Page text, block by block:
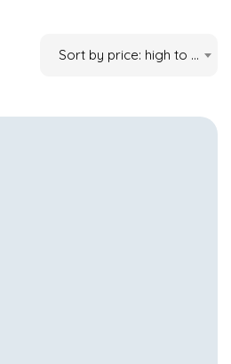
Sort by price: high to low